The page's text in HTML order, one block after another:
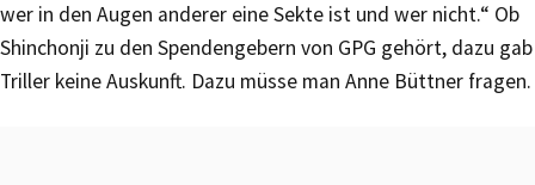
wer in den Augen anderer eine Sekte ist und wer nicht.“ Ob
Shinchonji zu den Spendengebern von GPG gehört, dazu gab
Triller keine Auskunft. Dazu müsse man Anne Büttner fragen.